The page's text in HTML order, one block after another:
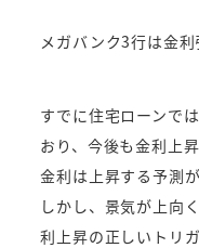
メガバンク3行は金
すでに住宅ローンで
おり、今後も金利上
金利は上昇する予測
しかし、景気が上向
利上昇の正しいトリ